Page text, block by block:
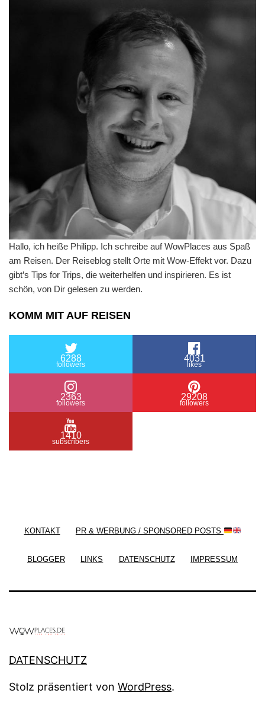
Hallo, ich heiße Philipp. Ich schreibe auf WowPlaces aus Spaß
am Reisen. Der Reiseblog stellt Orte mit Wow-Effekt vor. Dazu
gibt’s Tips for Trips, die weiterhelfen und inspirieren. Es ist
schön, von Dir gelesen zu werden.
KOMM MIT AUF REISEN
6288
followers
4031
likes
2363
followers
29208
followers
1410
subscribers
KONTAKT PR & WERBUNG / SPONSORED POSTS
BLOGGER LINKS DATENSCHUTZ IMPRESSUM
DATENSCHUTZ
Stolz präsentiert von WordPress.